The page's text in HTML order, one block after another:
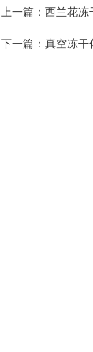
上一篇： 西兰花冻
下一篇： 真空冻干